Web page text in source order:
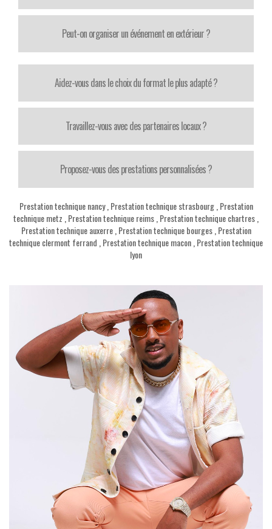
Peut-on organiser un événement en extérieur ?
Aidez-vous dans le choix du format le plus adapté ?
Travaillez-vous avec des partenaires locaux ?
Proposez-vous des prestations personnalisées ?
Prestation technique nancy, Prestation technique strasbourg, Prestation
technique metz Prestation technique reims Prestation technique chartres
Prestation technique auxerre, Prestation technique bourges, Prestation
technique clermont ferrand Prestation technique macon Prestation technique
lyon